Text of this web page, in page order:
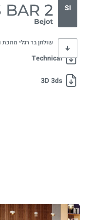
SI
BAR 2
Bejot
שולחן בר רגלי
Technical
3D 3ds